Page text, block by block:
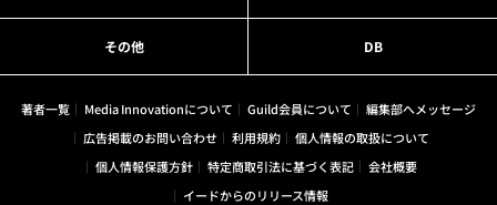
その他 DB
著者一覧 Media Innovationについて Guild会員について
編集部へメッセージ
広告掲載のお問い合わせ
利用規約
個人情報の取扱について
個人情報保護方針
特定商取引法に基づく表記
会社概要
イードからのリリース情報